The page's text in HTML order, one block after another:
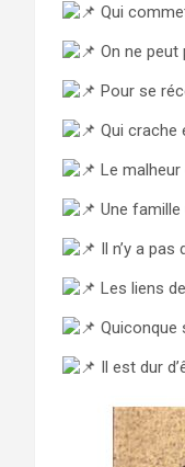
Qui
On ne peut
Pour se
Qui crache
Le
Une
Il n’y a
Les liens
Quiconque
Il est dur